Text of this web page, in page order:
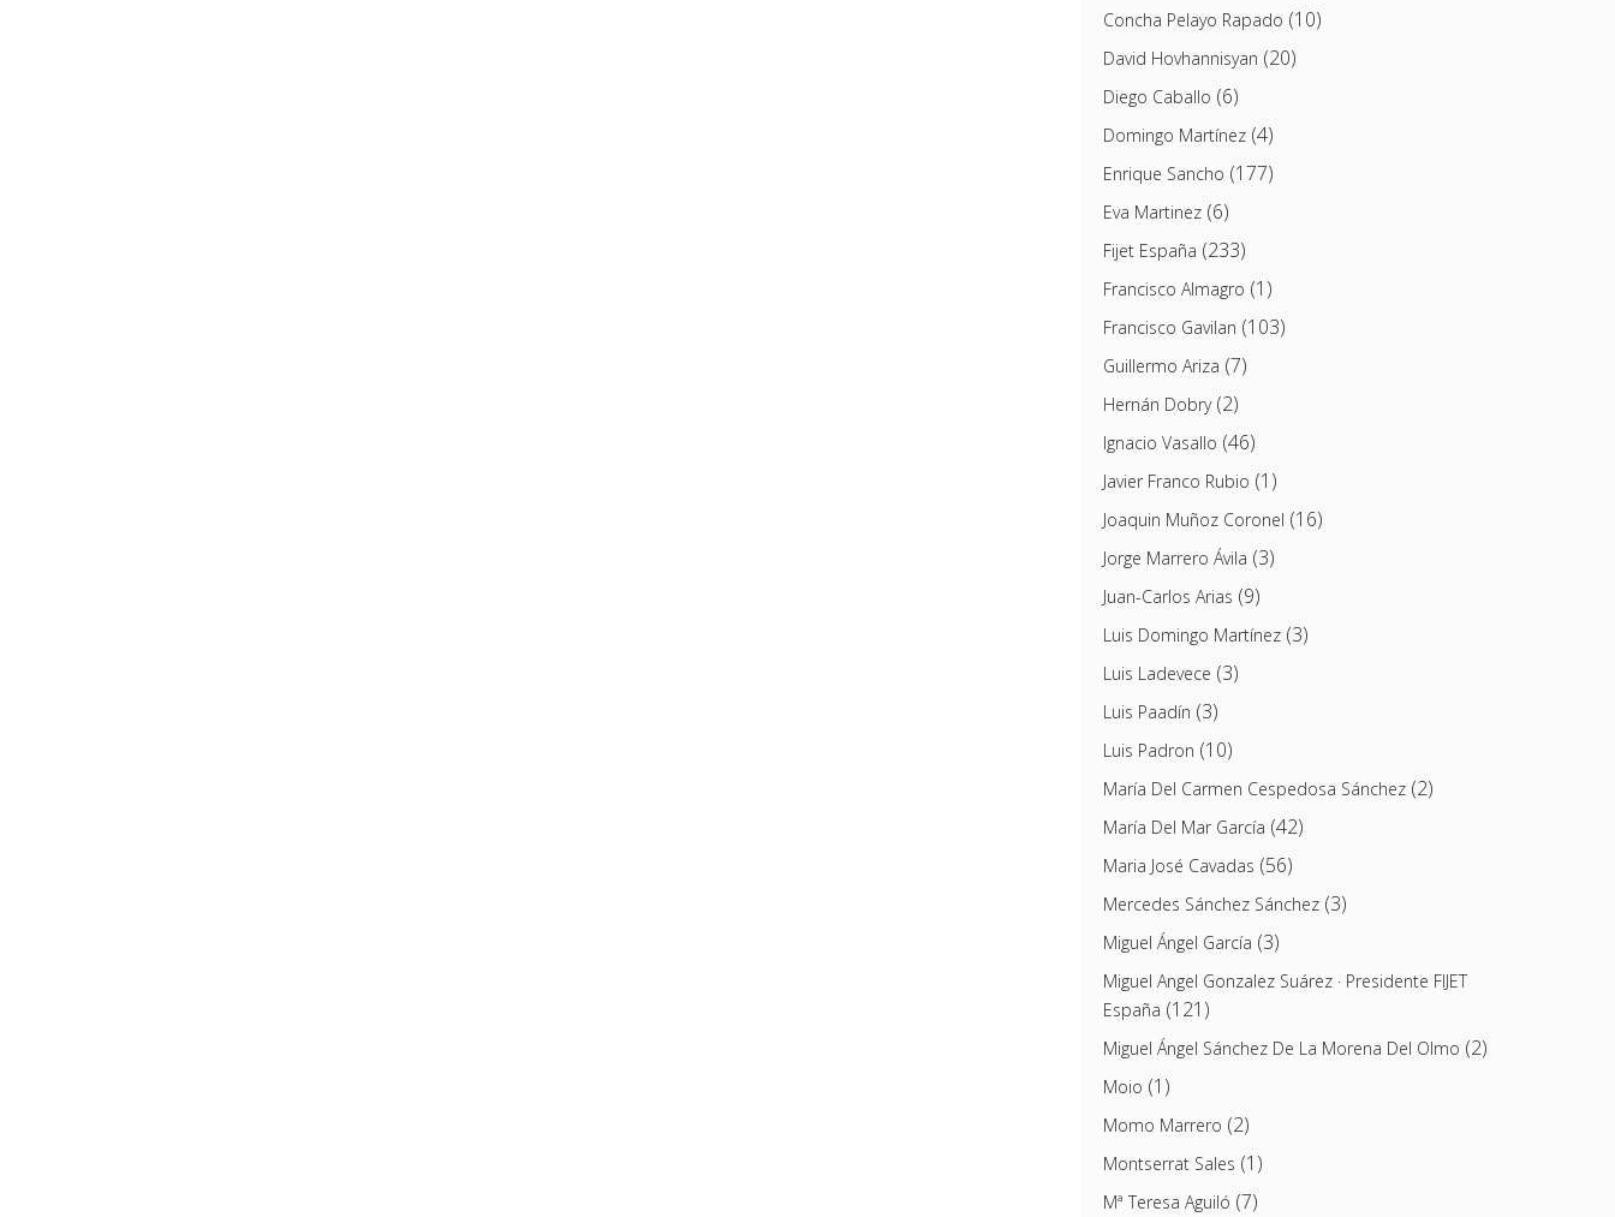
Concha Pelayo Rapado (10)
David Hovhannisyan (20)
Diego Caballo (6)
Domingo Martínez(4)
Enrique Sancho (177)
Eva Martinez(6)
Fijet España (233)
Francisco Almagro (1)
Francisco Gavilan (103)
Guillermo Ariza (7)
Hernán Dobry(2)
Ignacio Vasallo (46)
Javier Franco Rubio (1)
Joaquin Muñoz Coronel (16)
Jorge Marrero Ávila (3)
Juan-Carlos Arias (9)
Luis Domingo Martínez(3)
Luis Ladevece (3)
Luis Paadín (3)
Luis Padron (10)
María Del Carmen Cespedosa Sánchez(2)
María Del Mar García (42)
Maria José Cavadas (56)
Mercedes Sánchez Sánchez(3)
Miguel Ángel García (3)
Miguel Angel Gonzalez Suárez · Presidente FIJET
España (121)
Miguel Ángel Sánchez De La Morena Del Olmo (2)
Moio (1)
Momo Marrero (2)
Montserrat Sales (1)
Mª Teresa Aguiló (7)